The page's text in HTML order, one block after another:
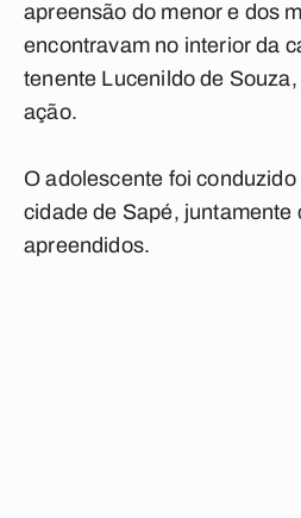
apreensão do menor e dos
encontravam no interior da
tenente Lucenildo de
ação.
O adolescente foi
cidade de Sapé, juntamente
apreendidos.